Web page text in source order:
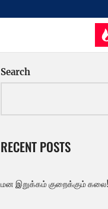
Search
RECENT POSTS
மன இறுக்கம் குறைக்கும்